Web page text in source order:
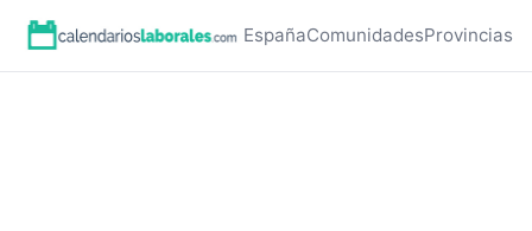
EspañaComunidadesProvincias